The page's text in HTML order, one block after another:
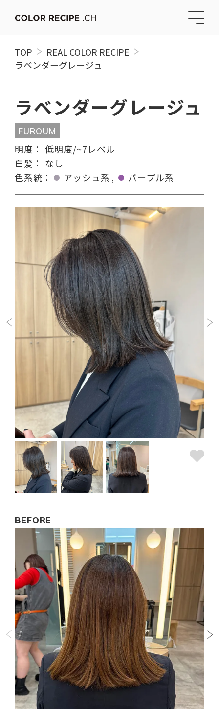
TOP
REAL COLOR RECIPE
ラベンダーグレージュ
ラベンダーグレージュ
FUROUM
明度： 低明度/~7レベル
白髪： なし
色系統：
アッシュ系 パープル系
BEFORE